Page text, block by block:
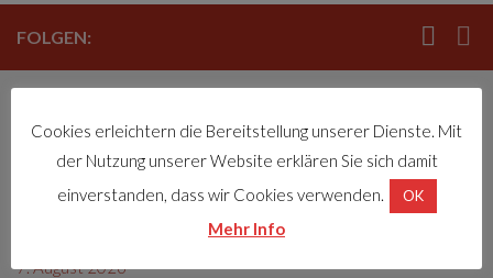
FOLGEN:
T03-Verkehrsunfall ohne verletzte Personen
7. August 2026
T01-sonstige Hilfeleistung, Geraetebeistellung
7. August 2026
Cookies erleichtern die Bereitstellung unserer Dienste. Mit
der Nutzung unserer Website erklären Sie sich damit
einverstanden, dass wir Cookies verwenden.
OK
Mehr Info